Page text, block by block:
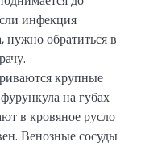
инфекция
нужно обратиться в
крупные
на губах
в кровяное русло
Венозные сосуды